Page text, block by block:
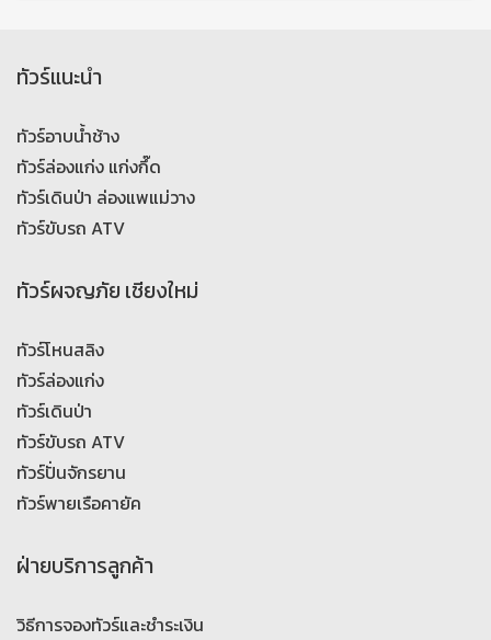
ทัวร์แนะนำ
ทัวร์อาบน้ำช้าง
ทัวร์ล่องแก่ง แก่งกึ๊ด
ทัวร์เดินป่า ล่องแพแม่วาง
ทัวร์ขับรถ ATV
ทัวร์ผจญภัย เชียงใหม่
ทัวร์โหนสลิง
ทัวร์ล่องแก่ง
ทัวร์เดินป่า
ทัวร์ขับรถ ATV
ทัวร์ปั่นจักรยาน
ทัวร์พายเรือคายัค
ฝ่ายบริการลูกค้า
วิธีการจองทัวร์และชำระเงิน